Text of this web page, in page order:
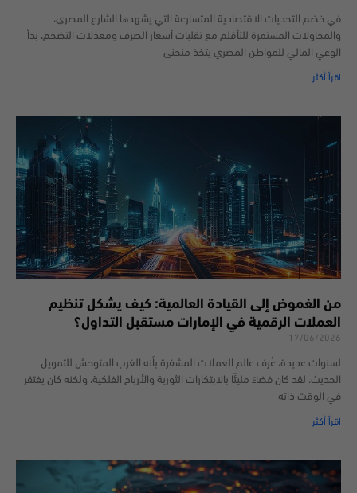
في خضم التحديات الاقتصادية المتسارعة التي يشهدها الشارع المصري،
والمحاولات المستمرة للتأقلم مع تقلبات أسعار الصرف ومعدلات التضخم، بدأ
الوعي المالي للمواطن المصري يتخذ منحنى
اقرأ أكثر
من الغموض إلى القيادة العالمية: كيف يشكل تنظيم
العملات الرقمية في الإمارات مستقبل التداول؟
17/06/2026
لسنوات عديدة، عُرف عالم العملات المشفرة بأنه الغرب المتوحش للتمويل
الحديث. لقد كان فضاءً مليئًا بالابتكارات الثورية والأرباح الفلكية، ولكنه كان يفتقر
في الوقت ذاته
اقرأ أكثر